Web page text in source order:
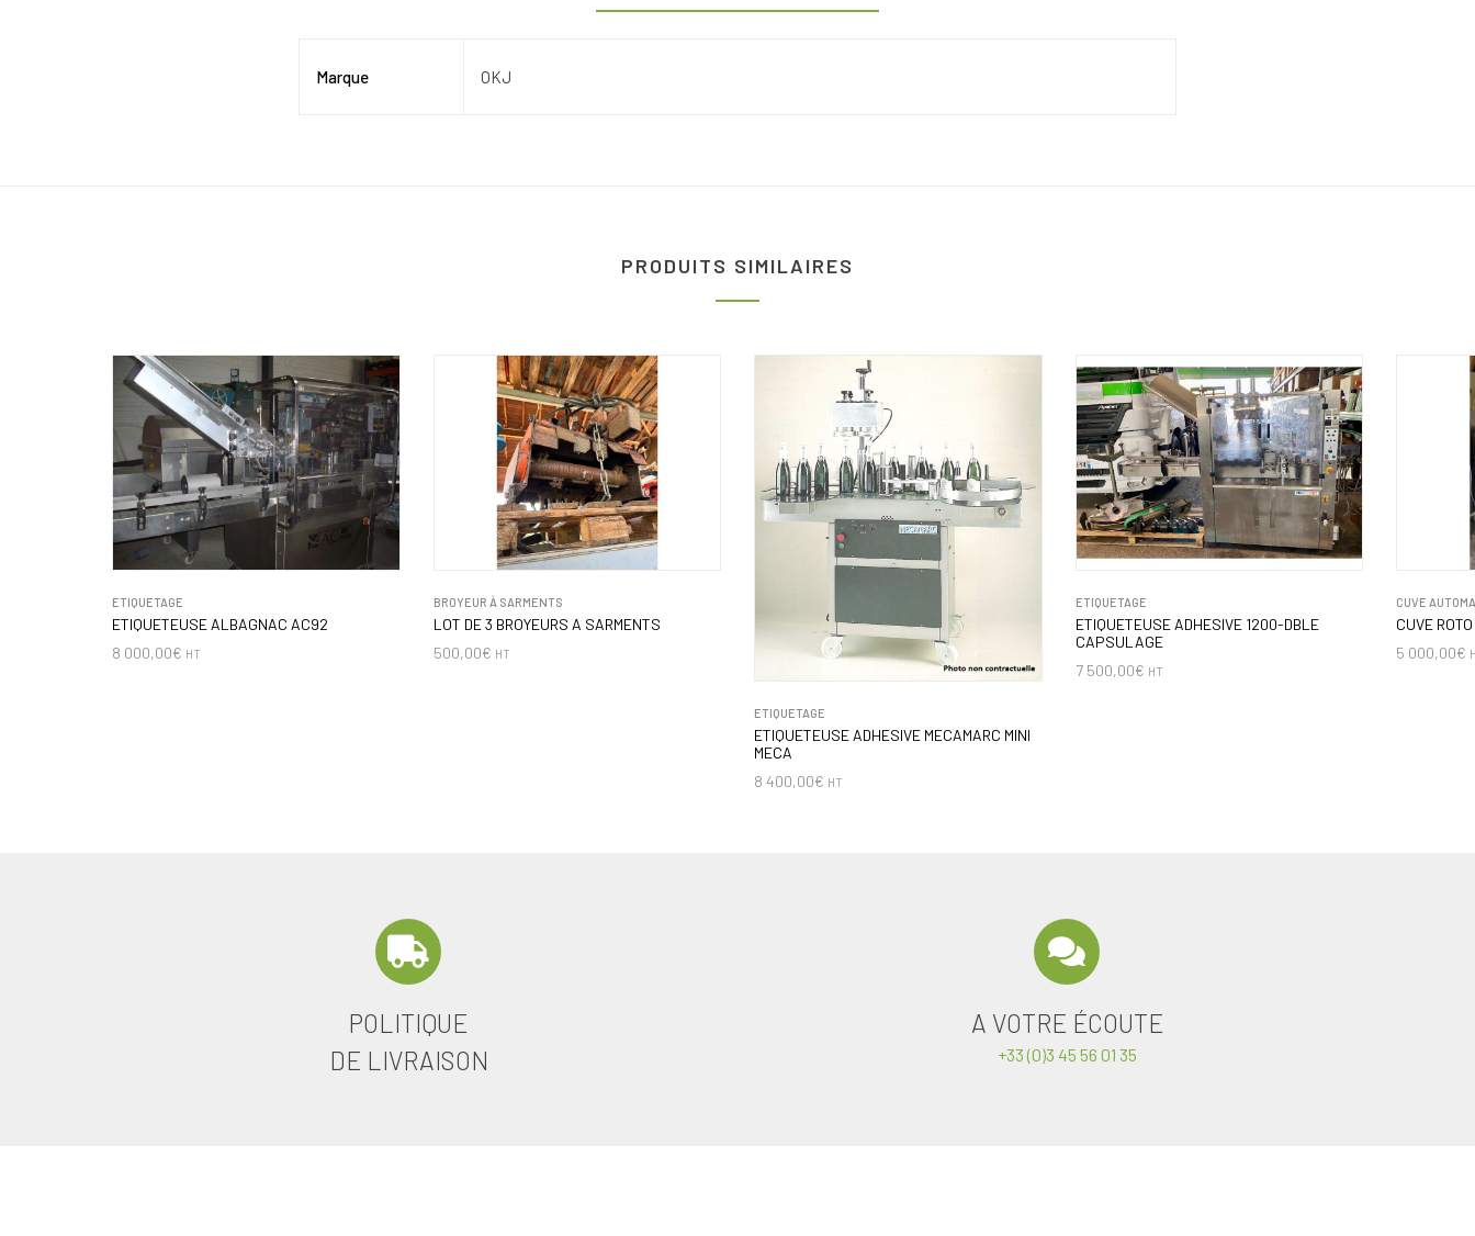
Marque OKJ
PRODUITS SIMILAIRES
ETIQUETAGE
ETIQUETEUSE ALBAGNAC AC92
8 000,00€ HT
BROYEUR À SARMENTS
LOT DE 3 BROYEURS A SARMENTS
500,00€ HT
ETIQUETAGE
ETIQUETEUSE ADHESIVE MECAMARC MINI
MECA
8 400,00€ HT
ETIQUETAGE
ETIQUETEUSE ADHESIVE 1200-DBLE
CAPSULAGE
7 500,00€ HT
CUVE
CUVE
5 000,00€
POLITIQUE
DE LIVRAISON
A VOTRE ÉCOUTE
+33 (0)3 45 56 01 35